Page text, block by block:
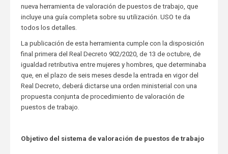
nueva herramienta de valoración de puestos de trabajo, que
incluye una guía completa sobre su utilización. USO te da
todos los detalles.
La publicación de esta herramienta cumple con la disposición
final primera del Real Decreto 902/2020, de 13 de octubre, de
igualdad retributiva entre mujeres y hombres, que determinaba
que, en el plazo de seis meses desde la entrada en vigor del
Real Decreto, deberá dictarse una orden ministerial con una
propuesta conjunta de procedimiento de valoración de
puestos de trabajo.
Objetivo del sistema de valoración de puestos de trabajo